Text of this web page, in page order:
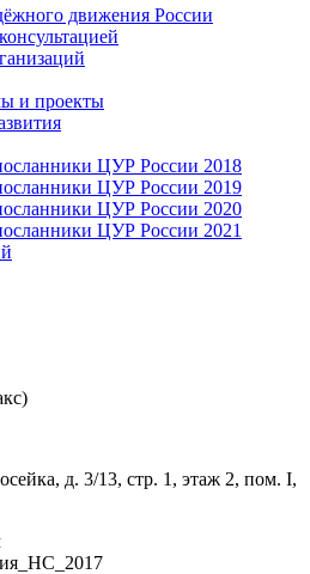
движения России
и проекты
ЦУР России 2018
ЦУР России 2019
ЦУР России 2020
ЦУР России 2021
д. 3/13, стр. 1, этаж 2, пом. I,